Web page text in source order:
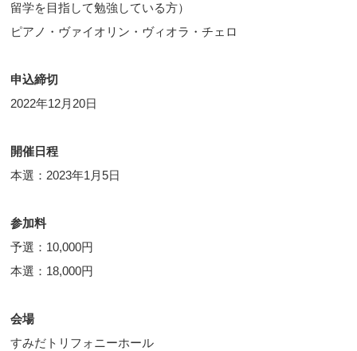
留学を目指して勉強している方）
ピアノ・ヴァイオリン・ヴィオラ・チェロ
申込締切
2022年12月20日
開催日程
本選：2023年1月5日
参加料
予選：10,000円
本選：18,000円
会場
すみだトリフォニーホール